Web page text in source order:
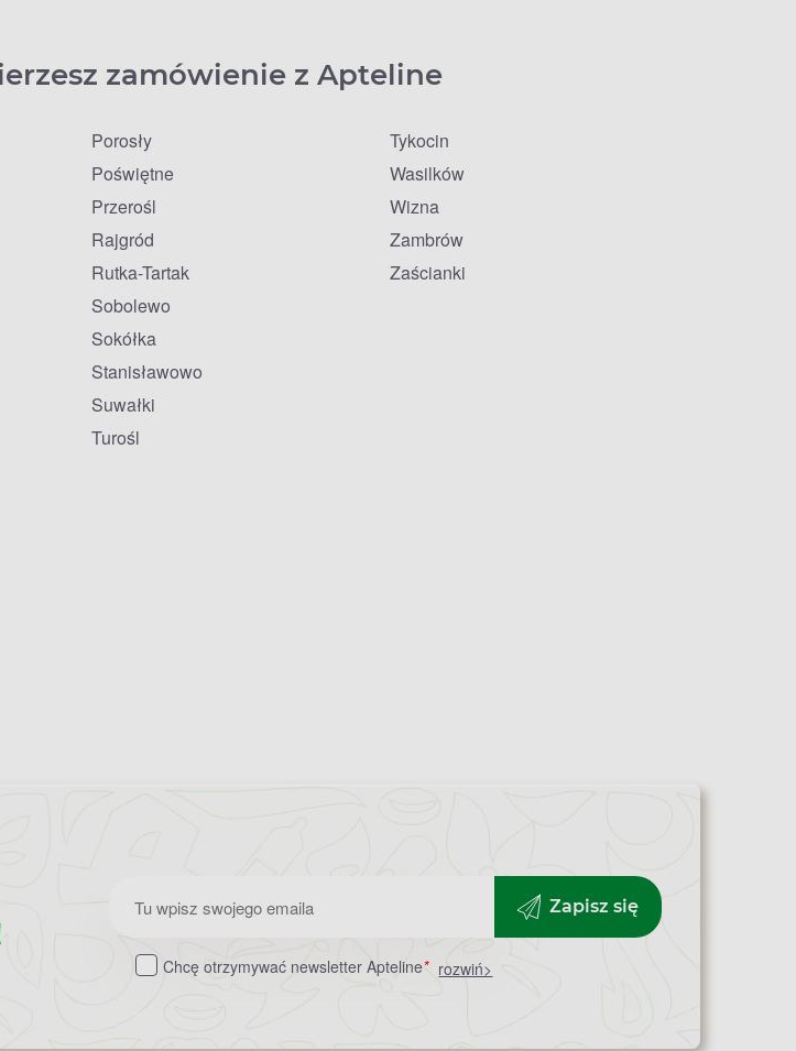
zamówienie z Apteline
Porosły
Poświętne
Przerośl
Rajgród
Rutka-Tartak
Sobolewo
Sokółka
Stanisławowo
Suwałki
Turośl
Tykocin
Wasilków
Wizna
Zambrów
Zaścianki
Zapisz
do
Zapisz się
Chcę otrzymywać newsletter Apteline* rozwiń>